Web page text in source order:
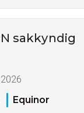
sakkyndig
Equinor